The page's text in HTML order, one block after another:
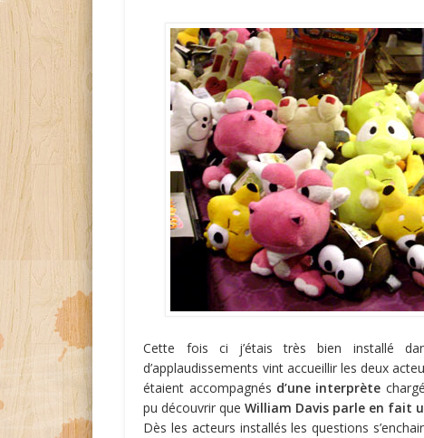
Cette fois ci j’étais très bien installé
d’applaudissements vint accueillir les deux
étaient accompagnés d’une interprète
pu découvrir queWilliam Davis parle en fait
Dès les acteurs installés les questions